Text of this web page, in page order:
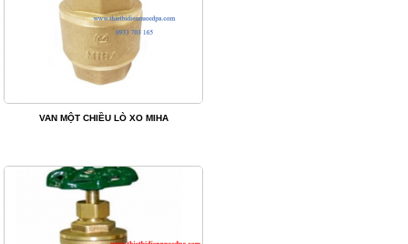
VAN MỘT CHIỀU LÒ XO MIHA